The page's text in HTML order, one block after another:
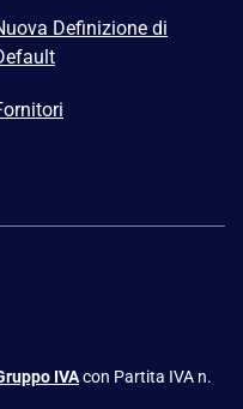
Definizione di
IVAcon Partita IVA n.